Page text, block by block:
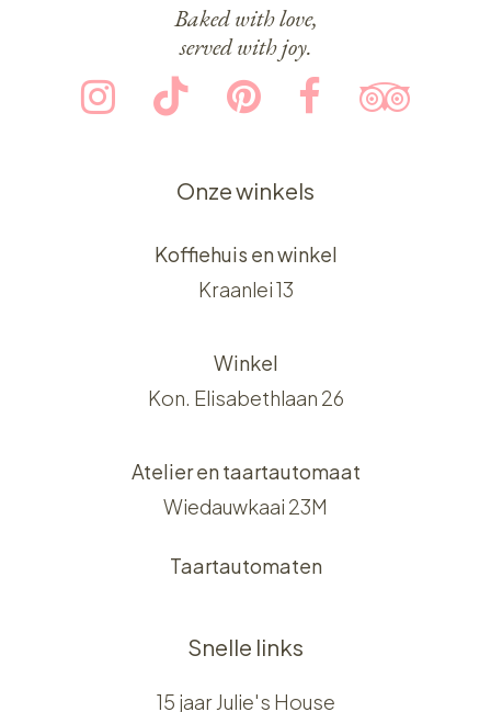
Baked with love,
served with joy.
Onze winkels
Koffiehuis en winkel
Kraanlei 13
Winkel
Kon. Elisabethlaan 26
Atelier en taartautomaat
Wiedauwkaai 23M
Taartautomaten
Snelle links
15 jaar Julie's House